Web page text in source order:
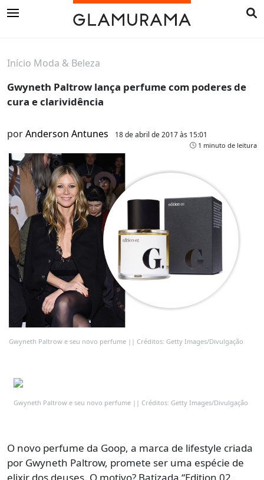
Início Moda & Beleza
Gwyneth Paltrow lança perfume com poderes de
cura e clarividência
porAnderson Antunes 18 de abril de 2017 às 15:01
1 minuto de leitura
Gwyneth Paltrow e seu novo perfume || Créditos: Getty Images/Divulgação
Gwyneth Paltrow e seu novo perfume || Créditos: Getty Images/Divulgação
O novo perfume da Goop, a marca de lifestyle criada
por Gwyneth Paltrow, promete ser uma espécie de